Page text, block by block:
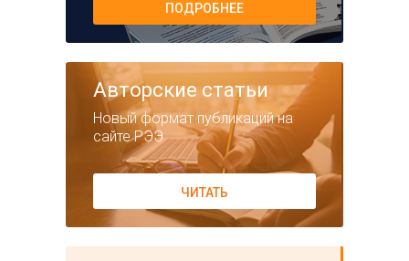
ПОДРОБНЕЕ
Авторские статьи
Новый формат публикаций на
сайте РЭЭ
ЧИТАТЬ